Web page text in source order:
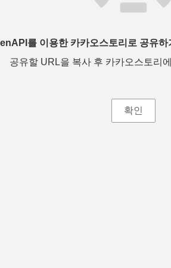
를 이용한 카카오스토리로 공유
공유할 URL을 복사 후 카카오스토리
확인